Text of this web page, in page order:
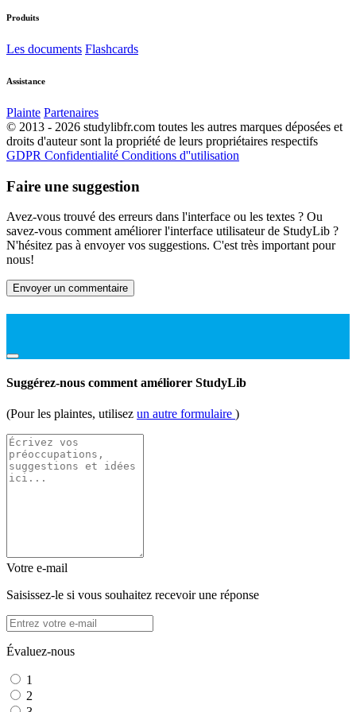
Produits
Les documents Flashcards
Assistance
Plainte Partenaires
© 2013 - 2026 studylibfr.com toutes les autres marques déposées et
droits d'auteur sont la propriété de leurs propriétaires respectifs
GDPR Confidentialité Conditions d''utilisation
Faire une suggestion
Avez-vous trouvé des erreurs dans l'interface ou les textes ? Ou
savez-vous comment améliorer l'interface utilisateur de StudyLib ?
N'hésitez pas à envoyer vos suggestions. C'est très important pour
nous!
Envoyer un commentaire
Suggérez-nous comment améliorer StudyLib
(Pour les plaintes, utilisez un autre formulaire )
Votre e-mail
Saisissez-le si vous souhaitez recevoir une réponse
Évaluez-nous
1
2